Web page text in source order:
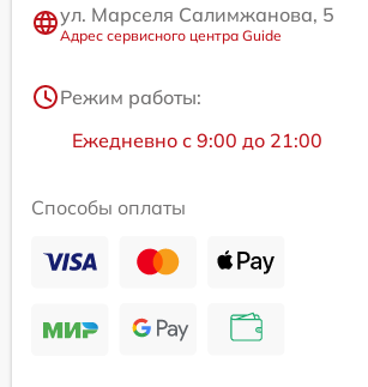
ул. Марселя Салимжанова, 5
Адрес сервисного центра Guide
Режим работы:
Ежедневно с 9:00 до 21:00
Способы оплаты